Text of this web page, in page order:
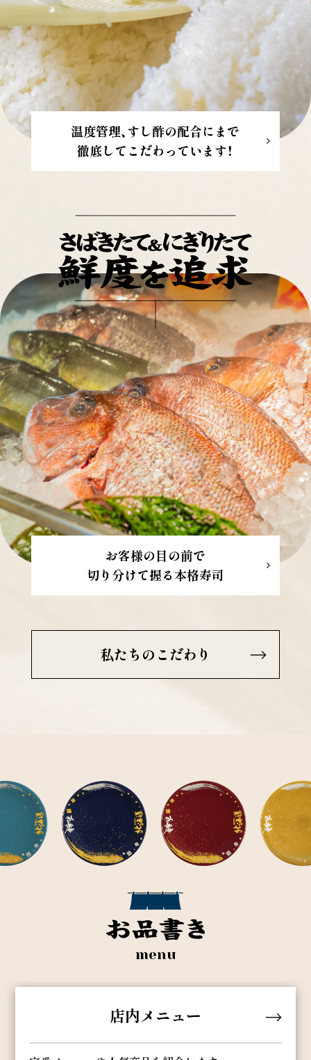
温度管理、すし酢の配合にまで
徹底してこだわっています！
お客様の目の前で
切り分けて握る本格寿司
私たちのこだわり
menu
店内メニュー